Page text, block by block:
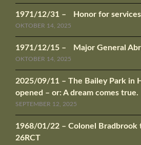
1971/12/31 – Honor for
OKTOBER 14, 2025
1971/12/15 – Major General
OKTOBER 14, 2025
2025/09/11 – The Bailey Park in
opened – or: A dream comes true.
SEPTEMBER 12, 2025
1968/01/22 – Colonel Bradbrook
26RCT